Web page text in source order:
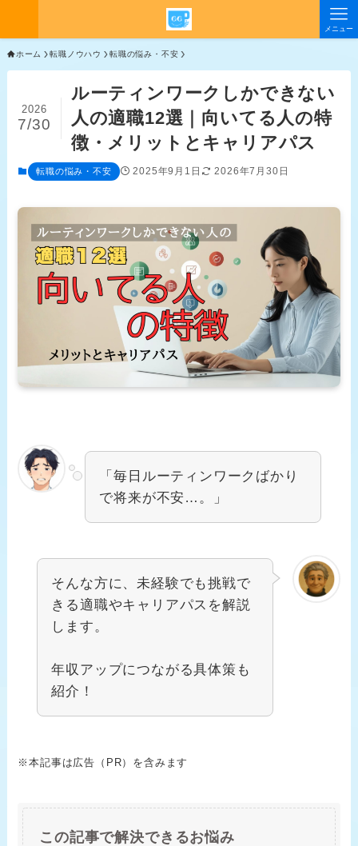
メニュー
ホーム 転職ノウハウ 転職の悩み・不安
ルーティンワークしかできない
人の適職12選｜向いてる人の特
徴・メリットとキャリアパス
2026
7/30
転職の悩み・不安 2025年9月1日 2026年7月30日
「毎日ルーティンワークばかり
で将来が不安…。」
そんな方に、未経験でも挑戦で
きる適職やキャリアパスを解説
します。
年収アップにつながる具体策も
紹介！
※本記事は広告（PR）を含みます
この記事で解決できるお悩み